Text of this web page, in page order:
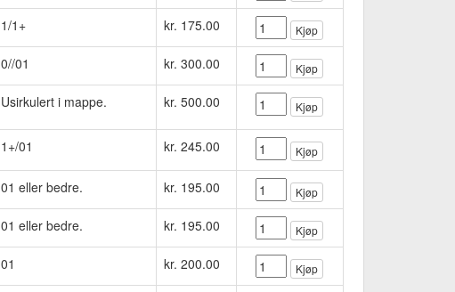
1/1+ kr. 175.00 Kjøp
0//01 kr. 300.00 Kjøp
Usirkulert i mappe. kr. 500.00 Kjøp
1+/01 kr. 245.00 Kjøp
01 eller bedre. kr. 195.00 Kjøp
01 eller bedre. kr. 195.00 Kjøp
01 kr. 200.00 Kjøp